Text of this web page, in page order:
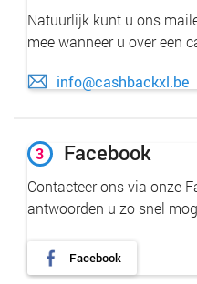
Natuurlijk kunt u ons
mee wanneer u over een
info@cashbackxl.be
3 Facebook
Contacteer ons via onze
antwoorden u zo snel
Facebook